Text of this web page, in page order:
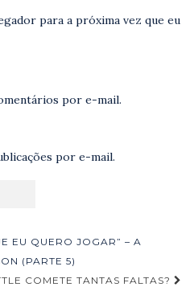
para a próxima vez que eu
por e-mail.
por e-mail.
EU QUERO JOGAR” – A
(PARTE 5)
COMETE TANTAS FALTAS?